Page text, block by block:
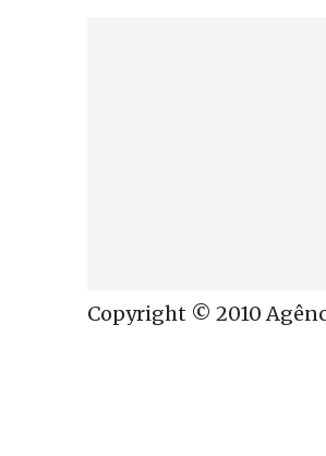
Copyright © 2010